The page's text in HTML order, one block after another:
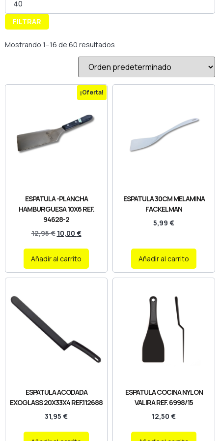
FILTRAR
Mostrando 1–16 de 60 resultados
¡Oferta!
ESPATULA -PLANCHA
HAMBURGUESA 10X6 REF.
94628-2
12,95€ 10,00 €
Añadir al carrito
ESPATULA 30CM MELAMINA
FACKELMAN
5,99 €
Añadir al carrito
ESPATULA ACODADA
EXOGLASS 20X33X4 REF.112688
31,95 €
ESPATULA COCINA NYLON
VALIRA REF. 6998/15
12,50 €